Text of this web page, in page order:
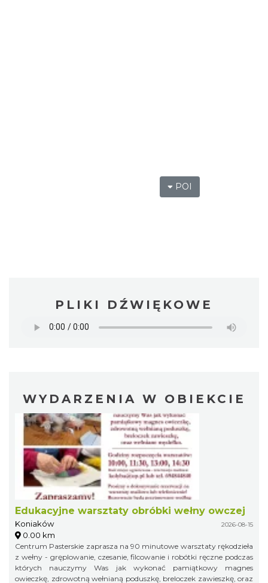
POI
PLIKI DŹWIĘKOWE
WYDARZENIA W OBIEKCIE
Edukacyjne warsztaty obróbki wełny owczej
Koniaków 2026-08-15
0.00 km
Centrum Pasterskie zaprasza na 90 minutowe warsztaty rękodzieła
z wełny - gręplowanie, czesanie, filcowanie i robótki ręczne podczas
których nauczymy Was jak wykonać pamiątkowy magnes
owieczkę, zdrowotną wełnianą poduszkę, breloczek zawieszkę, oraz